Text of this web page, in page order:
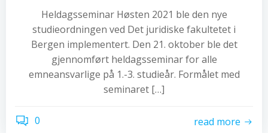
Heldagsseminar Høsten 2021 ble den nye
studieordningen ved Det juridiske fakultetet i
Bergen implementert. Den 21. oktober ble det
gjennomført heldagsseminar for alle
emneansvarlige på 1.-3. studieår. Formålet med
seminaret […]
0 read more